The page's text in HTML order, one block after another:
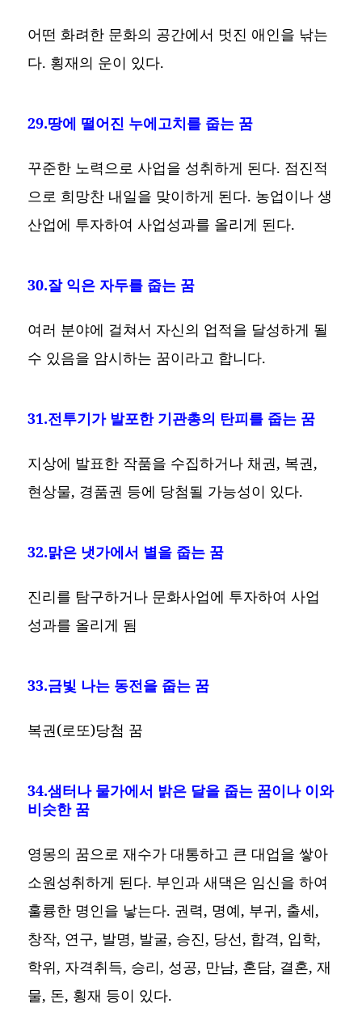
어떤 화려한 문화의 공간에서 멋진 애인을 낚는
다. 횡재의 운이 있다.
29.땅에 떨어진 누에고치를 줍는 꿈
꾸준한 노력으로 사업을 성취하게 된다. 점진적
으로 희망찬 내일을 맞이하게 된다. 농업이나 생
산업에 투자하여 사업성과를 올리게 된다.
30.잘 익은 자두를 줍는 꿈
여러 분야에 걸쳐서 자신의 업적을 달성하게 될
수 있음을 암시하는 꿈이라고 합니다.
31.전투기가 발포한 기관총의 탄피를 줍는 꿈
지상에 발표한 작품을 수집하거나 채권, 복권,
현상물, 경품권 등에 당첨될 가능성이 있다.
32.맑은 냇가에서 별을 줍는 꿈
진리를 탐구하거나 문화사업에 투자하여 사업
성과를 올리게 됨
33.금빛 나는 동전을 줍는 꿈
복권(로또)당첨 꿈
34.샘터나 물가에서 밝은 달을 줍는 꿈이나 이와
비슷한 꿈
영몽의 꿈으로 재수가 대통하고 큰 대업을 쌓아
소원성취하게 된다. 부인과 새댁은 임신을 하여
훌륭한 명인을 낳는다. 권력, 명예, 부귀, 출세,
창작, 연구, 발명, 발굴, 승진, 당선, 합격, 입학,
학위, 자격취득, 승리, 성공, 만남, 혼담, 결혼, 재
물, 돈, 횡재 등이 있다.